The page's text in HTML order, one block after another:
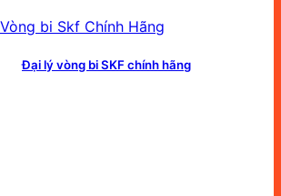
Đại lý vòng bi SKF chính hãng